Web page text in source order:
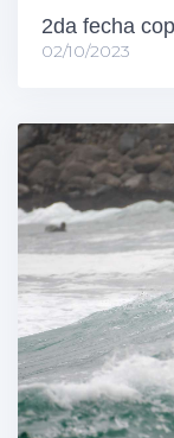
2da fecha
02/10/2023